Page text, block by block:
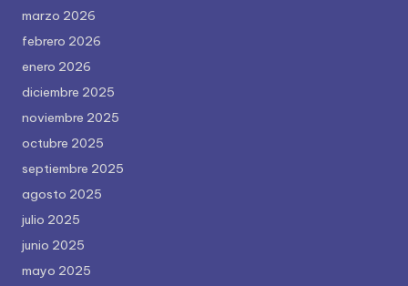
marzo 2026
febrero 2026
enero 2026
diciembre 2025
noviembre 2025
octubre 2025
septiembre 2025
agosto 2025
julio 2025
junio 2025
mayo 2025